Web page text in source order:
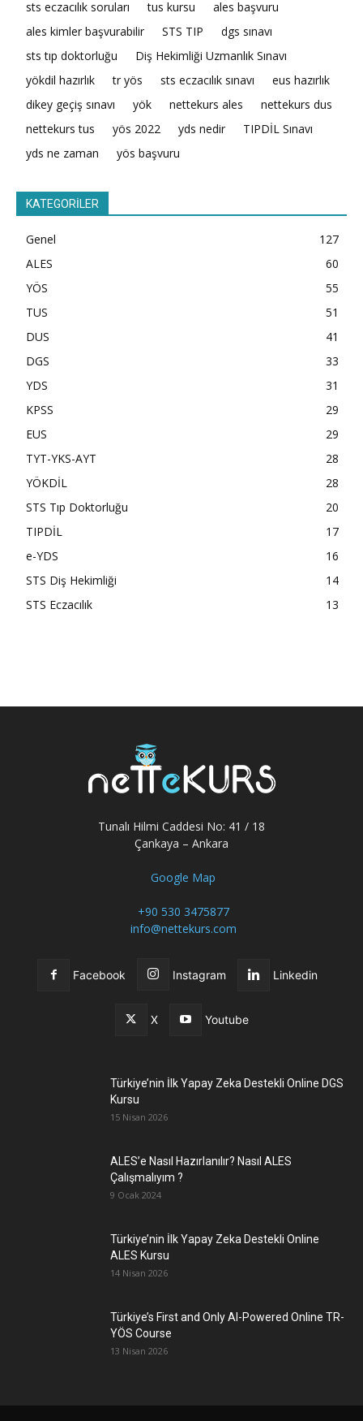
sts eczacılık soruları
tus kursu
ales başvuru
ales kimler başvurabilir
STS TIP
dgs sınavı
sts tıp doktorluğu
Diş Hekimliği Uzmanlık Sınavı
yökdil hazırlık
tr yös sts eczacılık sınavı
eus hazırlık
dikey geçiş sınavı
yök nettekurs ales
nettekurs dus
nettekurs tus
yös 2022 yds nedir
TIPDİL Sınavı
yds ne zaman
yös başvuru
KATEGORİLER
Genel
127
ALES
60
YÖS
55
TUS
51
DUS
41
DGS
33
YDS
31
KPSS
29
EUS
29
TYT-YKS-AYT
28
YÖKDİL
28
STS Tıp Doktorluğu
20
TIPDİL
17
e-YDS
16
STS Diş Hekimliği
14
STS Eczacılık
13
Tunalı Hilmi Caddesi No: 41 / 18
Çankaya – Ankara
Google Map
+90 530 3475877
info@nettekurs.com
Facebook Instagram Linkedin
X Youtube
Türkiye’nin İlk Yapay Zeka Destekli Online DGS
Kursu
15 Nisan 2026
ALES’e Nasıl Hazırlanılır? Nasıl ALES
Çalışmalıyım ?
9 Ocak 2024
Türkiye’nin İlk Yapay Zeka Destekli Online
ALES Kursu
14 Nisan 2026
Türkiye’s First and Only AI-Powered Online TR-
YÖS Course
13 Nisan 2026